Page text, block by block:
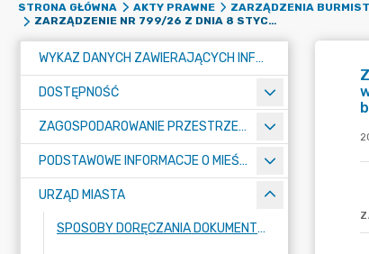
STRONA GŁÓWNA AKTY PRAWNE ZARZĄDZENIA
ZARZĄDZENIE NR 799/26 Z DNIA 8 STYCZNIA 2026 R. W SPRAWIE PODANIA DO PUBLICZNEJ WIADOMOŚCI WYKAZU NIERUCHOMOŚCI PRZEZNACZONYCH DO ODDANIA W DZIERŻAWĘ NA CZAS NIEOZNACZONY W DRODZE BEZPRZETARGOWEJ
WYKAZ DANYCH ZAWIERAJĄCYCH INFORMACJE O ŚRODOWISKU I JEGO OCHRONIE
DOSTĘPNOŚĆ
ZAGOSPODAROWANIE PRZESTRZENNE
PODSTAWOWE INFORMACJE O MIEŚCIE
URZĄD MIASTA
SPOSOBY DORĘCZANIA DOKUMENTÓW DO URZĘDU MIASTA RADZIONKÓW